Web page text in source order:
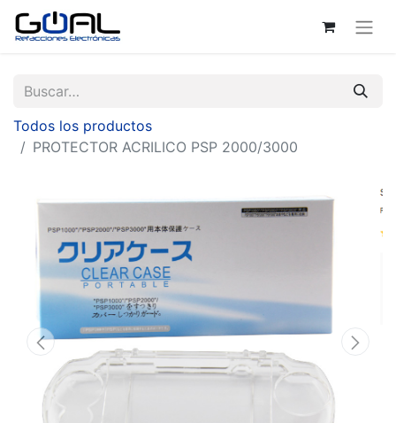
Todos los productos
PROTECTOR ACRILICO PSP 2000/3000